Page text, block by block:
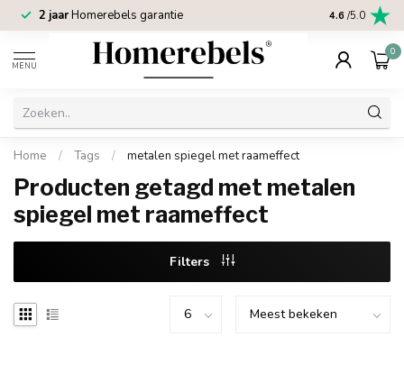
2 jaarHomerebels garantie 4.6 /5.0
MENU
0
Home / Tags / metalen spiegel met raameffect
Producten getagd met metalen
spiegel met raameffect
Filters